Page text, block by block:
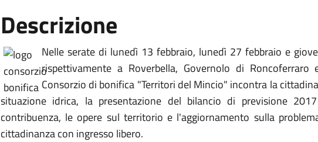
Descrizione
Nelle serate di lunedì 13 febbraio, lunedì 27 febbraio e
rispettivamente a Roverbella, Governolo di
Consorzio di bonifica "Territori del Mincio" incontra la
situazione idrica, la presentazione del bilancio di previsione
contribuenza, le opere sul territorio e l'aggiornamento sulla
cittadinanza con ingresso libero.